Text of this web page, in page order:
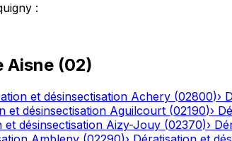
:
Aisne (02)
et désinsectisation Achery (02800)›
et désinsectisation Aguilcourt (02190)›
et désinsectisation Aizy-Jouy (02370)›